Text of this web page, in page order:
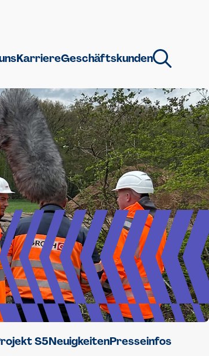
KarriereGeschäftskunden
S5NeuigkeitenPresseinfos